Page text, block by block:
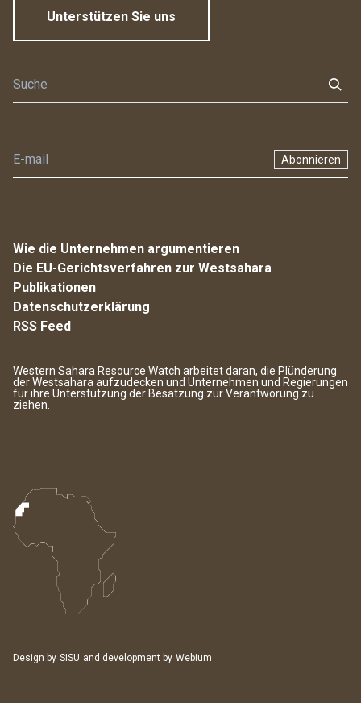
Unterstützen Sie uns
Abonnieren
Wie die Unternehmen argumentieren
Die EU-Gerichtsverfahren zur Westsahara
Publikationen
Datenschutzerklärung
RSS Feed
Western Sahara Resource Watch arbeitet daran, die Plünderung
der Westsahara aufzudecken und Unternehmen und Regierungen
für ihre Unterstützung der Besatzung zur Verantworung zu
ziehen.
Design by SISU and development by Webium